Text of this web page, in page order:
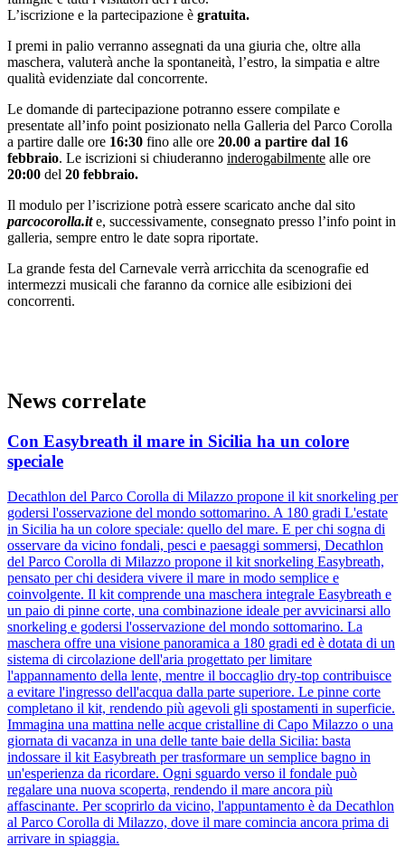
L’iscrizione e la partecipazione è gratuita.
I premi in palio verranno assegnati da una giuria che, oltre alla
maschera, valuterà anche la spontaneità, l’estro, la simpatia e altre
qualità evidenziate dal concorrente.
Le domande di partecipazione potranno essere compilate e
presentate all’info point posizionato nella Galleria del Parco Corolla
a partire dalle ore 16:30 fino alle ore 20.00 a partire dal 16
febbraio. Le iscrizioni si chiuderanno inderogabilmente alle ore
20:00 del 20 febbraio.
Il modulo per l’iscrizione potrà essere scaricato anche dal sito
parcocorolla.ite, successivamente, consegnato presso l’info point in
galleria, sempre entro le date sopra riportate.
La grande festa del Carnevale verrà arricchita da scenografie ed
intermezzi musicali che faranno da cornice alle esibizioni dei
concorrenti.
News correlate
Con Easybreath il mare in Sicilia ha un colore
speciale
Decathlon del Parco Corolla di Milazzo propone il kit snorkeling per
godersi l'osservazione del mondo sottomarino. A 180 gradi L'estate
in Sicilia ha un colore speciale: quello del mare. E per chi sogna di
osservare da vicino fondali, pesci e paesaggi sommersi, Decathlon
del Parco Corolla di Milazzo propone il kit snorkeling Easybreath,
pensato per chi desidera vivere il mare in modo semplice e
coinvolgente. Il kit comprende una maschera integrale Easybreath e
un paio di pinne corte, una combinazione ideale per avvicinarsi allo
snorkeling e godersi l'osservazione del mondo sottomarino. La
maschera offre una visione panoramica a 180 gradi ed è dotata di un
sistema di circolazione dell'aria progettato per limitare
l'appannamento della lente, mentre il boccaglio dry-top contribuisce
a evitare l'ingresso dell'acqua dalla parte superiore. Le pinne corte
completano il kit, rendendo più agevoli gli spostamenti in superficie.
Immagina una mattina nelle acque cristalline di Capo Milazzo o una
giornata di vacanza in una delle tante baie della Sicilia: basta
indossare il kit Easybreath per trasformare un semplice bagno in
un'esperienza da ricordare. Ogni sguardo verso il fondale può
regalare una nuova scoperta, rendendo il mare ancora più
affascinante. Per scoprirlo da vicino, l'appuntamento è da Decathlon
al Parco Corolla di Milazzo, dove il mare comincia ancora prima di
arrivare in spiaggia.